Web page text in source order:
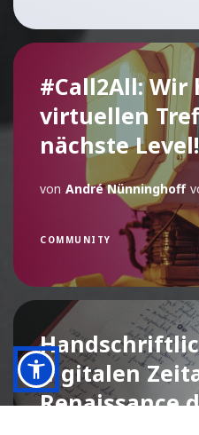
#Call2All: Wir
virtuellen
nächste Level!
von André Nünninghoff
COMMUNITY
digitalen
Renaissance